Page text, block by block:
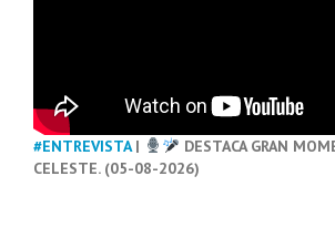
#ENTREVISTA|
DESTACA GRAN
CELESTE. (05-08-2026)